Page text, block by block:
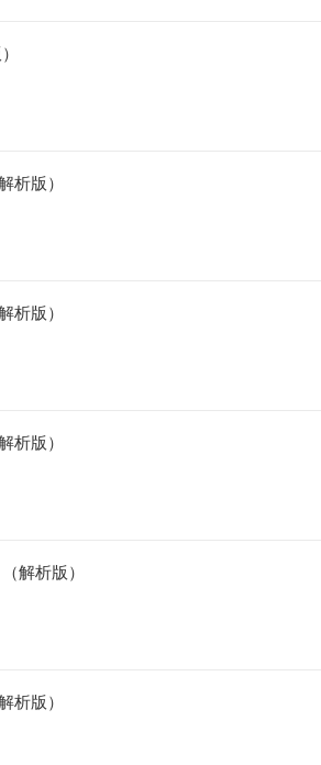
析版）
析版）
析版）
解析版）
析版）